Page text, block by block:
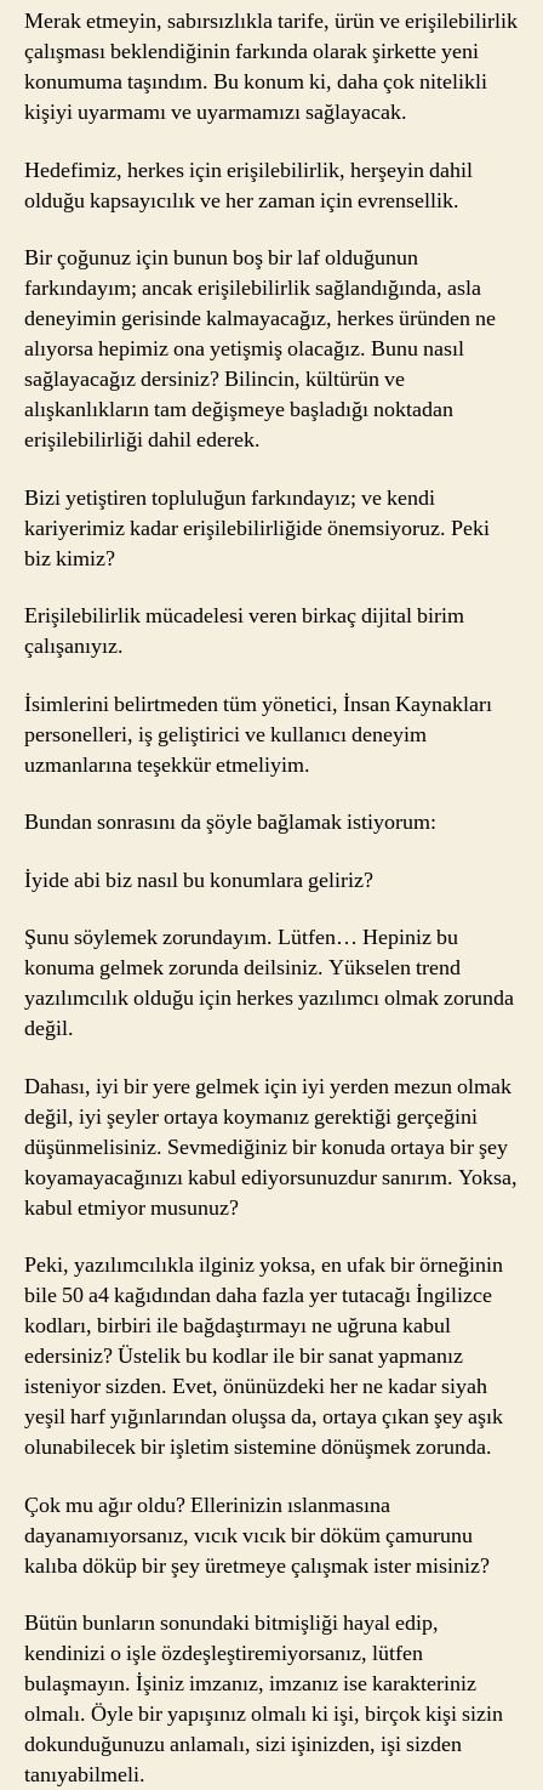
Merak etmeyin, sabırsızlıkla tarife, ürün ve erişilebilirlik
çalışması beklendiğinin farkında olarak şirkette yeni
konumuma taşındım. Bu konum ki, daha çok nitelikli
kişiyi uyarmamı ve uyarmamızı sağlayacak.
Hedefimiz, herkes için erişilebilirlik, herşeyin dahil
olduğu kapsayıcılık ve her zaman için evrensellik.
Bir çoğunuz için bunun boş bir laf olduğunun
farkındayım; ancak erişilebilirlik sağlandığında, asla
deneyimin gerisinde kalmayacağız, herkes üründen ne
alıyorsa hepimiz ona yetişmiş olacağız. Bunu nasıl
sağlayacağız dersiniz? Bilincin, kültürün ve
alışkanlıkların tam değişmeye başladığı noktadan
erişilebilirliği dahil ederek.
Bizi yetiştiren topluluğun farkındayız; ve kendi
kariyerimiz kadar erişilebilirliğide önemsiyoruz. Peki
biz kimiz?
Erişilebilirlik mücadelesi veren birkaç dijital birim
çalışanıyız.
İsimlerini belirtmeden tüm yönetici, İnsan Kaynakları
personelleri, iş geliştirici ve kullanıcı deneyim
uzmanlarına teşekkür etmeliyim.
Bundan sonrasını da şöyle bağlamak istiyorum:
İyide abi biz nasıl bu konumlara geliriz?
Şunu söylemek zorundayım. Lütfen… Hepiniz bu
konuma gelmek zorunda deilsiniz. Yükselen trend
yazılımcılık olduğu için herkes yazılımcı olmak zorunda
değil.
Dahası, iyi bir yere gelmek için iyi yerden mezun olmak
değil, iyi şeyler ortaya koymanız gerektiği gerçeğini
düşünmelisiniz. Sevmediğiniz bir konuda ortaya bir şey
koyamayacağınızı kabul ediyorsunuzdur sanırım. Yoksa,
kabul etmiyor musunuz?
Peki, yazılımcılıkla ilginiz yoksa, en ufak bir örneğinin
bile 50 a4 kağıdından daha fazla yer tutacağı İngilizce
kodları, birbiri ile bağdaştırmayı ne uğruna kabul
edersiniz? Üstelik bu kodlar ile bir sanat yapmanız
isteniyor sizden. Evet, önünüzdeki her ne kadar siyah
yeşil harf yığınlarından oluşsa da, ortaya çıkan şey aşık
olunabilecek bir işletim sistemine dönüşmek zorunda.
Çok mu ağır oldu? Ellerinizin ıslanmasına
dayanamıyorsanız, vıcık vıcık bir döküm çamurunu
kalıba döküp bir şey üretmeye çalışmak ister misiniz?
Bütün bunların sonundaki bitmişliği hayal edip,
kendinizi o işle özdeşleştiremiyorsanız, lütfen
bulaşmayın. İşiniz imzanız, imzanız ise karakteriniz
olmalı. Öyle bir yapışınız olmalı ki işi, birçok kişi sizin
dokunduğunuzu anlamalı, sizi işinizden, işi sizden
tanıyabilmeli.